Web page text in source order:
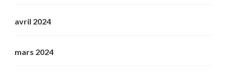
avril 2024
mars 2024